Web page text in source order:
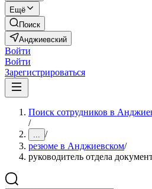
Ещё
Поиск
Анджиевский
Войти
Войти
Зарегистрироваться
Поиск сотрудников в
/
... /
резюме в Анджиевском/
руководитель отдела